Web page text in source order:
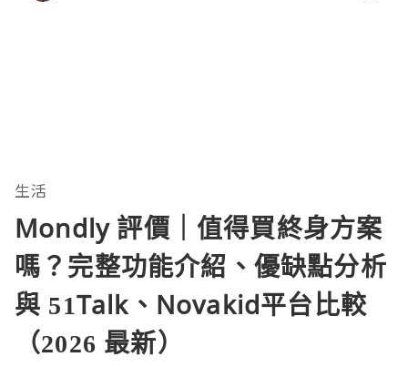
生活
Mondly 評價｜值得買終身方案
嗎？完整功能介紹、優缺點分析
與 51Talk、Novakid平台比較
（2026 最新）